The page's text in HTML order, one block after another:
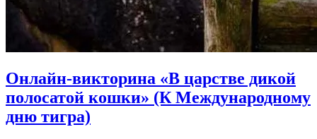
Онлайн-викторина «В царстве дикой
полосатой кошки» (К Международному
дню тигра)